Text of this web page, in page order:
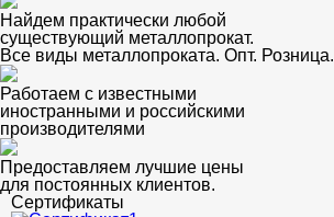
Найдем практически любой
существующий металлопрокат.
Все виды металлопроката. Опт. Розница.
Работаем с известными
иностранными и российскими
производителями
Предоставляем лучшие цены
для постоянных клиентов.
Сертификаты